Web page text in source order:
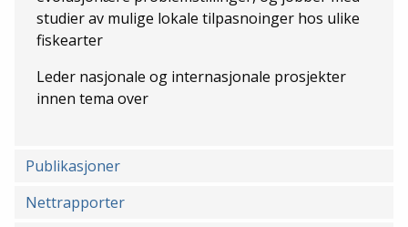
studier av mulige lokale tilpasnoinger hos ulike
fiskearter
Leder nasjonale og internasjonale prosjekter
innen tema over
Publikasjoner
Nettrapporter